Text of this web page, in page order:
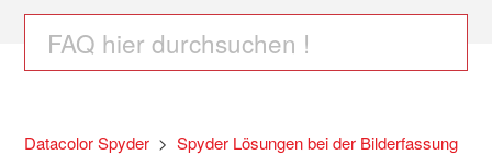
Datacolor Spyder
Spyder Lösungen bei der Bilderfassung